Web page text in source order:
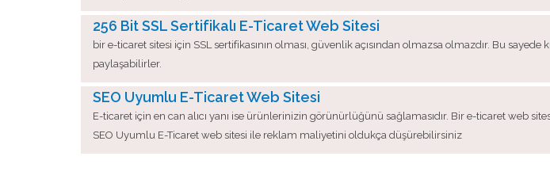
256 Bit SSL Sertifikalı E-Ticaret Web Sitesi
bir e-ticaret sitesi için SSL sertifikasının olması, güvenlik açısından olmazsa olmazdır. Bu
paylaşabilirler.
SEO Uyumlu E-Ticaret Web Sitesi
E-ticaret için en can alıcı yanı ise ürünlerinizin görünürlüğünü sağlamasıdır. Bir e-ticaret web
SEO Uyumlu E-Ticaret web sitesi ile reklam maliyetini oldukça düşürebilirsiniz